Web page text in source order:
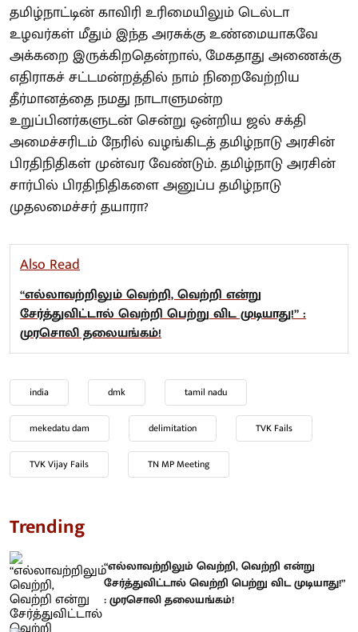
தமிழ்நாட்டின் காவிரி உரிமையிலும் டெல்டா
உழவர்கள் மீதும் இந்த அரசுக்கு உண்மையாகவே
அக்கறை இருக்கிறதென்றால், மேகதாது அணைக்கு
எதிராகச் சட்டமன்றத்தில் நாம் நிறைவேற்றிய
தீர்மானத்தை நமது நாடாளுமன்ற
உறுப்பினர்களுடன் சென்று ஒன்றிய ஜல் சக்தி
அமைச்சரிடம் நேரில் வழங்கிடத் தமிழ்நாடு அரசின்
பிரதிநிதிகள் முன்வர வேண்டும். தமிழ்நாடு அரசின்
சார்பில் பிரதிநிதிகளை அனுப்ப தமிழ்நாடு
முதலமைச்சர் தயாரா?
Also Read
“எல்லாவற்றிலும் வெற்றி, வெற்றி என்று
சேர்த்துவிட்டால் வெற்றி பெற்று விட முடியாது!” :
முரசொலி தலையங்கம்!
india dmk tamil nadu
mekedatu dam delimitation TVK Fails
TVK Vijay Fails TN MP Meeting
Trending
“எல்லாவற்றிலும் வெற்றி, வெற்றி என்று
சேர்த்துவிட்டால் வெற்றி பெற்று விட முடியாது!”
: முரசொலி தலையங்கம்!